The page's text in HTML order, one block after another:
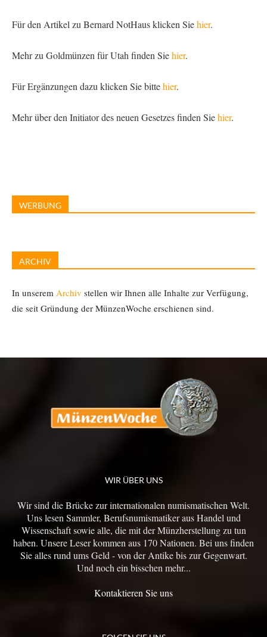
Für den Artikel zu Bernard NotHaus klicken Siehier.
Mehr zu Goldmünzen für Utah finden Siehier.
Für Ergänzungen dazu klicken Sie bittehier.
Mehr über den Initiator des neuen Gesetzes finden Siehier.
WERBUNG
ARCHIV
In unserem Archiv stellen wir Ihnen alle Inhalte zur Verfügung,
die seit Gründung der MünzenWoche erschienen sind.
WIR ÜBER UNS
Wir sind die Brücke zur internationalen numismatischen Welt.
Uns lesen Sammler, Berufsnumismatiker aus Handel und
Wissenschaft sowie alle, die mit der Münzherstellung zu tun
haben. Unsere Leser kommen aus 170 Nationen. Bei uns finden
Sie alles rund ums Geld - von der Antike bis zur Gegenwart.
Und noch ein bisschen mehr...
Kontaktieren Sie uns